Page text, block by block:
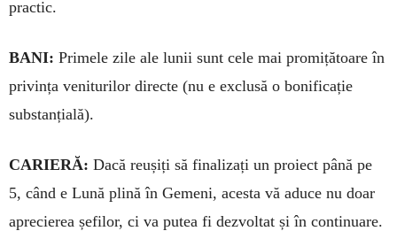
practic.
BANI: Primele zile ale lunii sunt cele mai pro­mițătoare în
privința veniturilor directe (nu e ex­clusă o bonificație
substanțială).
CARIERĂ: Dacă reușiți să finalizați un proiect până pe
5, când e Lună plină în Gemeni, acesta vă aduce nu doar
aprecierea șefilor, ci va putea fi dezvoltat și în continuare.